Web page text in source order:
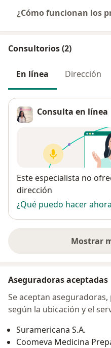
¿Cómo funcionan los
Consultorios (2)
En línea Dirección
Consulta en línea
Disponibilidad
Este especialista no
dirección
¿Qué puedo hacer
Mostrar
Aseguradoras aceptadas
Se aceptan
según la ubicación y el
Suramericana S.A.
Coomeva Medicina